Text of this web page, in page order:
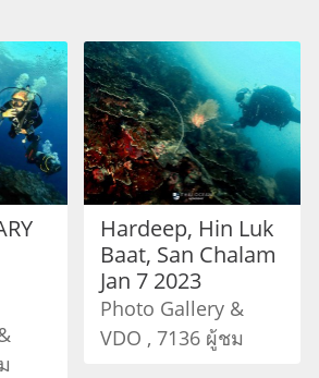
Hardeep, Hin Luk
Baat, San Chalam
Jan 7 2023
Photo Gallery &
VDO , 7136 ผู้ชม